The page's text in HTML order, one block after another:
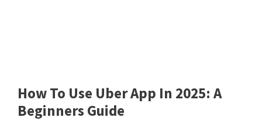
How To Use Uber App In 2025: A
Beginners Guide